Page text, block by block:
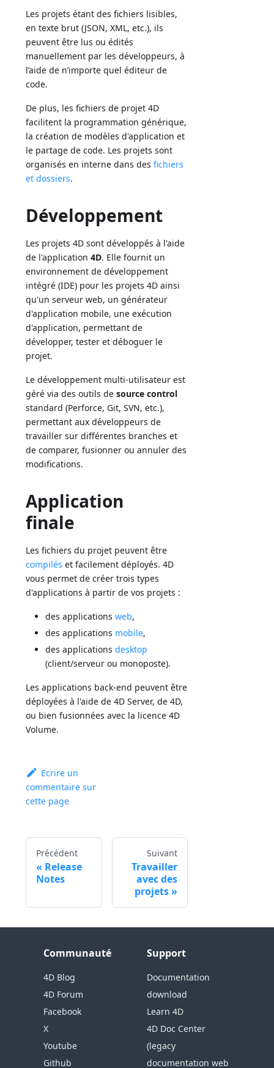
Les projets étant des fichiers lisibles,
en texte brut (JSON, XML, etc.), ils
peuvent être lus ou édités
manuellement par les développeurs, à
l’aide de n’importe quel éditeur de
code.
De plus, les fichiers de projet 4D
facilitent la programmation générique,
la création de modèles d'application et
le partage de code. Les projets sont
organisés en interne dans desfichiers
et dossiers.
Développement
Les projets 4D sont développés à l'aide
de l'application4D. Elle fournit un
environnement de développement
intégré (IDE) pour les projets 4D ainsi
qu'un serveur web, un générateur
d'application mobile, une exécution
d'application, permettant de
développer, tester et déboguer le
projet.
Le développement multi-utilisateur est
géré via des outils desource control
standard (Perforce, Git, SVN, etc.),
permettant aux développeurs de
travailler sur différentes branches et
de comparer, fusionner ou annuler des
modifications.
Application
finale
Les fichiers du projet peuvent être
compilés et facilement déployés. 4D
vous permet de créer trois types
d'applications à partir de vos projets :
des applicationsweb,
des applications mobile,
des applicationsdesktop
(client/serveur ou monoposte).
Les applications back-end peuvent être
déployées à l'aide de 4D Server, de 4D,
ou bien fusionnées avec la licence 4D
Volume.
Ecrire un
commentaire sur
cette page
Précédent
Release
Notes
Suivant
Travailler
avec des
projets
Communauté
4D Blog
4D Forum
Facebook
X
Youtube
Github
Support
Documentation
download
Learn 4D
4D Doc Center
(legacy
documentation web